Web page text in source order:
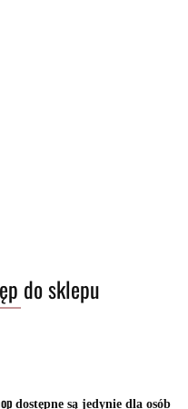
do sklepu
dostępne są jedynie dla osób